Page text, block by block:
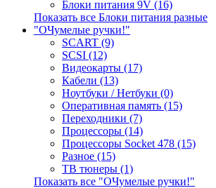
Блоки питания 9V (16)
Показать все Блоки питания разные
"ОЧумелые ручки!"
SCART (9)
SCSI (12)
Видеокарты (17)
Кабели (13)
Ноутбуки / Нетбуки (0)
Оперативная память (15)
Переходники (7)
Процессоры (14)
Процессоры Socket 478 (15)
Разное (15)
ТВ тюнеры (1)
Показать все "ОЧумелые ручки!"